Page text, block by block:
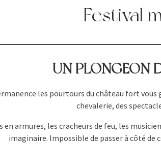
Festival
UN PLONGEON
les pourtours du château fort
chevalerie, des
armures, les cracheurs de feu, les
imaginaire. Impossible de passer à côté